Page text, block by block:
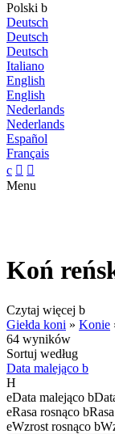
Polski b
Deutsch
Deutsch
Deutsch
Italiano
English
English
Nederlands
Nederlands
Español
Français
c  
Menu
Koń
Czytaj więcej b
Giełda koni » Konie
64 wyników
Sortuj według
Data malejąco b
H
eData malejąco b
eRasa rosnąco b
eWzrost rosnąco b